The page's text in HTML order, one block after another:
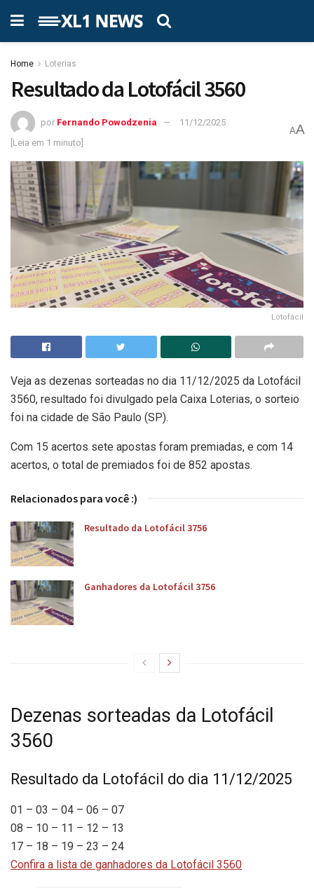
Home Loterias
Resultado da Lotofácil 3560
por Fernando Powodzenia
11/12/2025
[Leia em 1 minuto]
AA
Lotofácil
Veja as dezenas sorteadas no dia 11/12/2025 da Lotofácil
3560, resultado foi divulgado pela Caixa Loterias, o sorteio
foi na cidade de São Paulo (SP).
Com 15 acertos sete apostas foram premiadas, e com 14
acertos, o total de premiados foi de 852 apostas.
Relacionados para você :)
Resultado da Lotofácil 3756
Ganhadores da Lotofácil 3756
Dezenas sorteadas da Lotofácil
3560
Resultado da Lotofácil do dia 11/12/2025
01 – 03 – 04 – 06 – 07
08 – 10 – 11 – 12 – 13
17 – 18 – 19 – 23 – 24
Confira a lista de ganhadores da Lotofácil 3560